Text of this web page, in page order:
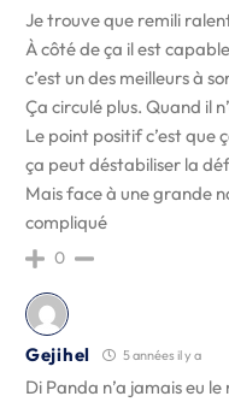
Je trouve que remili
À côté de ça il est
c’est un des meilleurs à
Ça circulé plus. Quand il
Le point positif c’est que
ça peut déstabiliser la
Mais face à une grande
compliqué
0
Gejihel 5 années il y a
Di Panda n’a jamais eu